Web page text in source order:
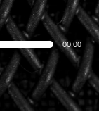
00:00